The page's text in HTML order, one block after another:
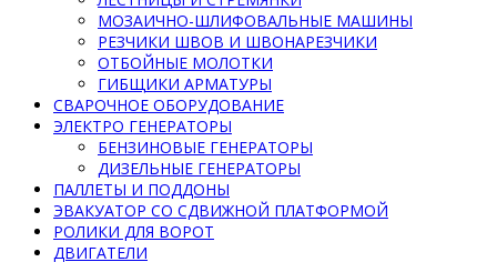
МОЗАИЧНО-ШЛИФОВАЛЬНЫЕ МАШИНЫ
РЕЗЧИКИ ШВОВ И ШВОНАРЕЗЧИКИ
ОТБОЙНЫЕ МОЛОТКИ
ГИБЩИКИ АРМАТУРЫ
СВАРОЧНОЕ ОБОРУДОВАНИЕ
ЭЛЕКТРО ГЕНЕРАТОРЫ
БЕНЗИНОВЫЕ ГЕНЕРАТОРЫ
ДИЗЕЛЬНЫЕ ГЕНЕРАТОРЫ
ПАЛЛЕТЫ И ПОДДОНЫ
ЭВАКУАТОР СО СДВИЖНОЙ ПЛАТФОРМОЙ
РОЛИКИ ДЛЯ ВОРОТ
ДВИГАТЕЛИ